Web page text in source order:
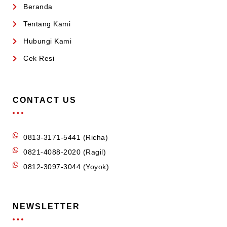
Beranda
Tentang Kami
Hubungi Kami
Cek Resi
CONTACT US
0813-3171-5441 (Richa)
0821-4088-2020 (Ragil)
0812-3097-3044 (Yoyok)
NEWSLETTER